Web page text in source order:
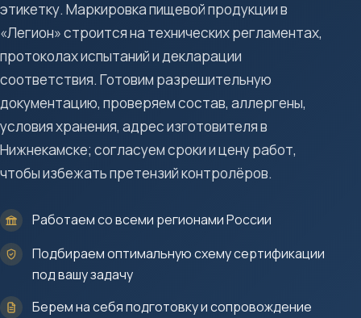
этикетку. Маркировка пищевой продукции в
«Легион» строится на технических регламентах,
протоколах испытаний и декларации
соответствия. Готовим разрешительную
документацию, проверяем состав, аллергены,
условия хранения, адрес изготовителя в
Нижнекамске; согласуем сроки и цену работ,
чтобы избежать претензий контролёров.
Работаем со всеми регионами России
Подбираем оптимальную схему сертификации
под вашу задачу
Берем на себя подготовку и сопровождение